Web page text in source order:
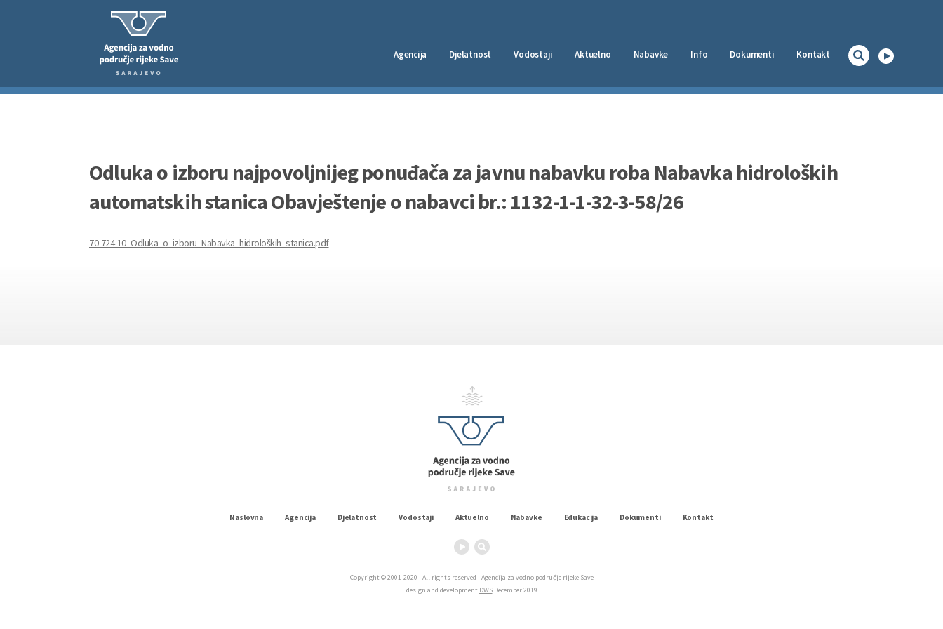
Kontakt
Dokumenti
Info
Nabavke
Aktuelno
Vodostaji
Djelatnost
Agencija
Odluka o izboru najpovoljnijeg ponuđača za javnu nabavku roba Nabavka hidroloških
automatskih stanica Obavještenje o nabavci br.: 1132-1-1-32-3-58/26
70-724-10_Odluka_o_izboru_Nabavka_hidroloških_stanica.pdf
Naslovna Agencija Djelatnost Vodostaji Aktuelno Nabavke Edukacija Dokumenti Kontakt
Copyright © 2001-2020 - All rights reserved - Agencija za vodno područje rijeke Save
design and development DWSDecember 2019